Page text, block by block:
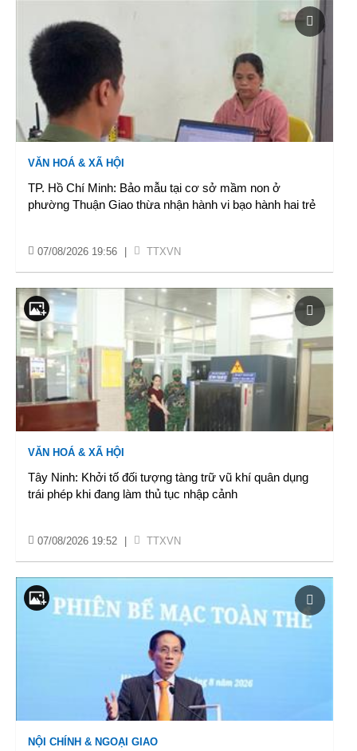
VĂN HOÁ & XÃ HỘI
TP. Hồ Chí Minh: Bảo mẫu tại cơ sở mầm non ở
phường Thuận Giao thừa nhận hành vi bạo hành hai trẻ
07/08/2026 19:56 TTXVN
VĂN HOÁ & XÃ HỘI
Tây Ninh: Khởi tố đối tượng tàng trữ vũ khí quân dụng
trái phép khi đang làm thủ tục nhập cảnh
07/08/2026 19:52 TTXVN
NỘI CHÍNH & NGOẠI GIAO